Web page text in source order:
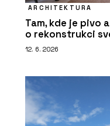
ARCHITEKTURA
Tam, kde je pivo
o rekonstrukci
12. 6. 2026